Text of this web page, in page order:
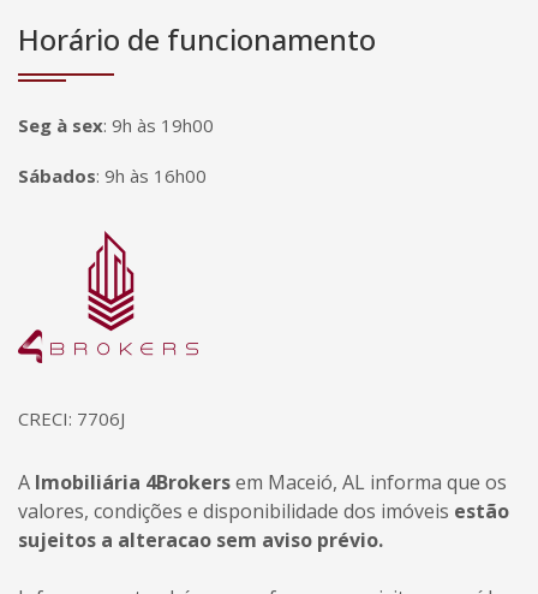
Horário de funcionamento
Seg à sex: 9h às 19h00
Sábados: 9h às 16h00
Página inicial
CRECI: 7706J
A Imobiliária 4Brokersem Maceió, AL informa que os
valores, condições e disponibilidade dos imóveis estão
sujeitos a alteracao sem aviso prévio.